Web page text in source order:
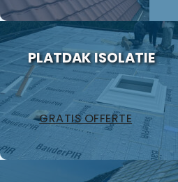
PLATDAK ISOLATIE
GRATIS OFFERTE